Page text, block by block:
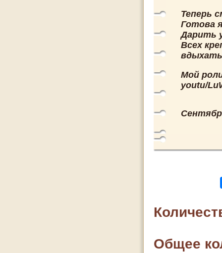
Теперь
Готова
Дарить
Всех
Мой
youtu/
Общее